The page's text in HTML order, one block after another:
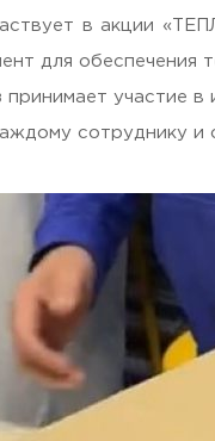
практическая
помощь
в г. Подольске
ЗВОНОК
в акции
для обеспечения
участие
сотруднику и